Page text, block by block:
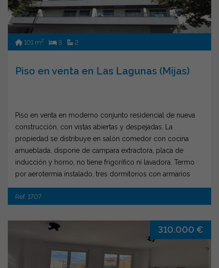
101 m2 3 2
Piso en venta en Las Lagunas (Mijas)
Piso en venta en moderno conjunto residencial de nueva
construcción, con vistas abiertas y despejadas. La
propiedad se distribuye en salón comedor con cocina
amueblada, dispone de campara extractora, placa de
inducción y horno, no tiene frigorífico ni lavadora. Termo
por aerotermia instalado, tres dormitorios con armarios
trastero. Dispone de aire acondicionado centralizado,
dispone de jardines tropicales, piscinas independientes
para adultos y niños, un solárium, una pista polideportiva,
un circuito de street workout exterior con equipos de
fitnees, un rocódromo infantil, un área de juegos dedicada
Ref. 1707
310.000 €